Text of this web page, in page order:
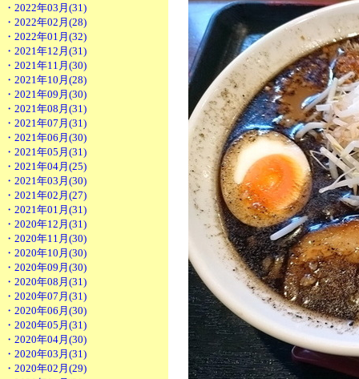
・2022年03月(31)
・2022年02月(28)
・2022年01月(32)
・2021年12月(31)
・2021年11月(30)
・2021年10月(28)
・2021年09月(30)
・2021年08月(31)
・2021年07月(31)
・2021年06月(30)
・2021年05月(31)
・2021年04月(25)
・2021年03月(30)
・2021年02月(27)
・2021年01月(31)
・2020年12月(31)
・2020年11月(30)
・2020年10月(30)
・2020年09月(30)
・2020年08月(31)
・2020年07月(31)
・2020年06月(30)
・2020年05月(31)
・2020年04月(30)
・2020年03月(31)
・2020年02月(29)